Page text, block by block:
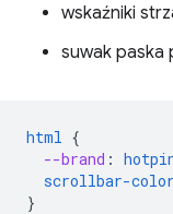
wskaźniki
suwak paska
html {
--brand :
scrollbar-color
}